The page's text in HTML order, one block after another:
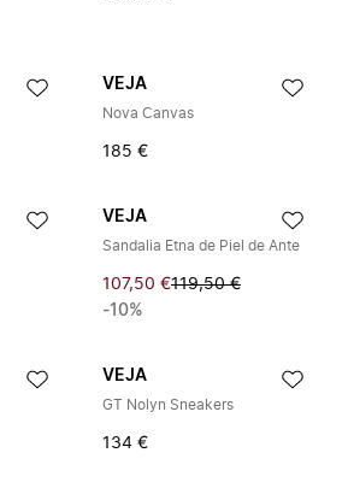
VEJA
Nova Canvas
185 €
VEJA
Sandalia Etna de Piel de Ante
107,50 €119,50 €
-10%
VEJA
GT Nolyn Sneakers
134 €